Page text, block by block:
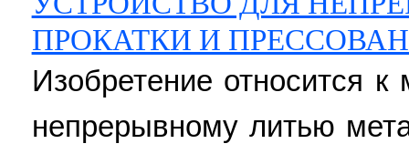
ПРОКАТКИ И
Изобретение относится к
непрерывному литью